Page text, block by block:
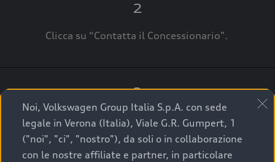
2
Clicca su “Contatta il Concessionario".
3
A breve verrai ricontattato dal Customer Care
Audi Center o direttamente dal Concessionario
che ti supporterà per finalizzare la tua richiesta.
Noi, Volkswagen Group Italia S.p.A. con sede
legale in Verona (Italia), Viale G.R. Gumpert, 1
("noi", "ci", "nostro"), da soli o in collaborazione
con le nostre affiliate e partner, in particolare